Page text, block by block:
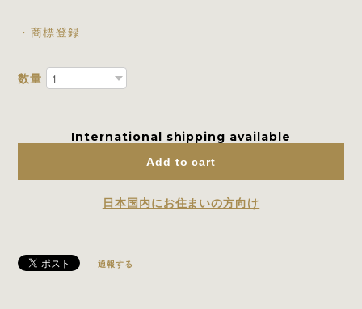
・商標登録
数量
International shipping available
Add to cart
日本国内にお住まいの方向け
通報する